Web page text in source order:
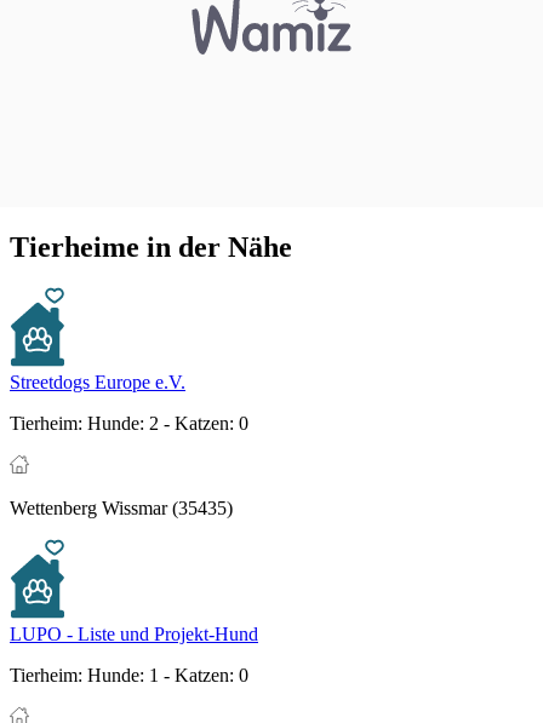
Tierheime in der Nähe
Streetdogs Europe e.V.
Tierheim: Hunde: 2 - Katzen: 0
Wettenberg Wissmar (35435)
LUPO - Liste und Projekt-Hund
Tierheim: Hunde: 1 - Katzen: 0